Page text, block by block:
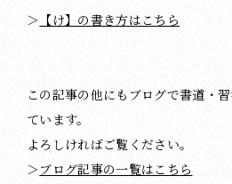
＞ 【け】の書き方はこちら
この記事の他にもブログで書道・
ています。
よろしければご覧ください。
＞ ブログ記事の一覧はこちら